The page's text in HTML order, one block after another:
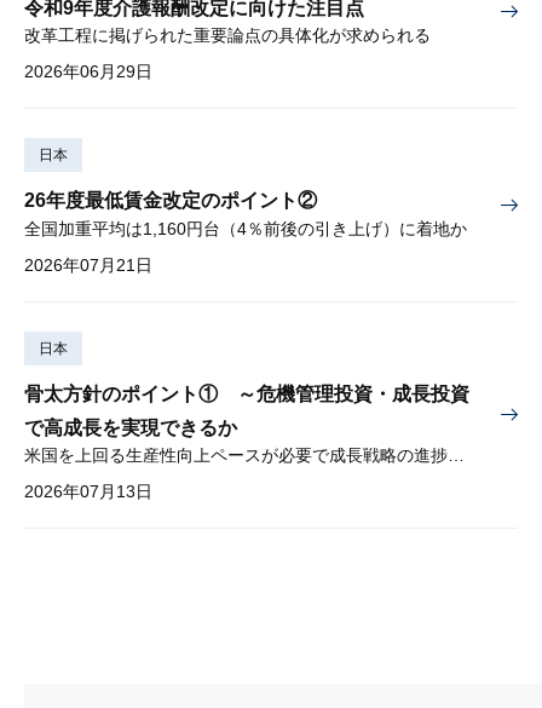
令和9年度介護報酬改定に向けた注目点
改革工程に掲げられた重要論点の具体化が求められる
2026年06月29日
日本
26年度最低賃金改定のポイント②
全国加重平均は1,160円台（4％前後の引き上げ）に着地か
2026年07月21日
日本
骨太方針のポイント① ～危機管理投資・成長投資
で高成長を実現できるか
米国を上回る生産性向上ペースが必要で成長戦略の進捗管理も課題
2026年07月13日